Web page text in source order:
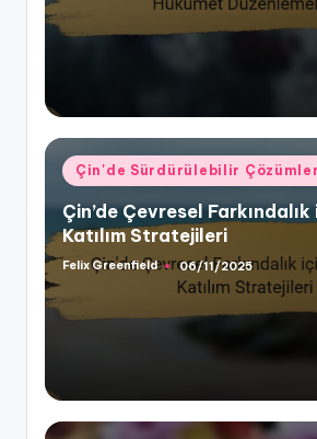
Posted
in
Çin'de Sürdürülebilir Çözümler
Çin’de Çevresel
Katılım Stratejileri
Posted
Felix Greenfield 06/11/2025